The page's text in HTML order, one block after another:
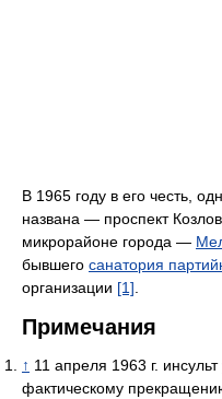
В 1965 году в его честь,
названа — проспект
микрорайоне города —
бывшего санатория
организации [1].
Примечания
↑ 11 апреля 1963 г.
фактическому